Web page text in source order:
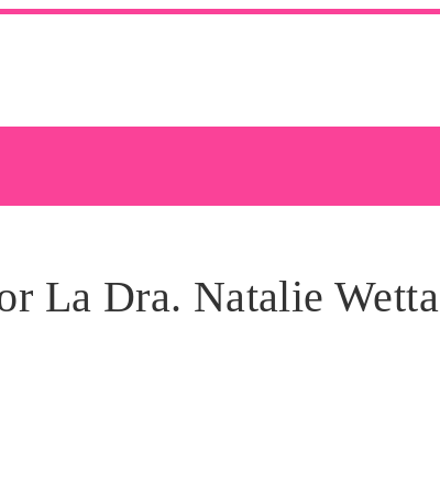
La Dra. Natalie Wetta